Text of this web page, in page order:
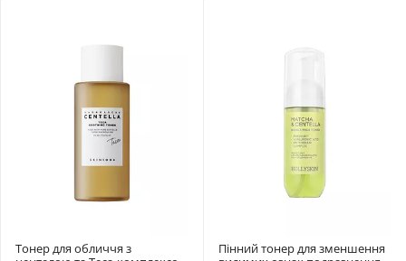
Тонер для обличчя з
Пінний тонер для зменшення